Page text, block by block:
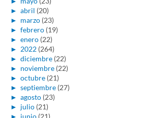
► abril (20)
► marzo (23)
► febrero (19)
► enero (22)
► 2022 (264)
► diciembre (22)
► noviembre (22)
► octubre (21)
► septiembre (27)
► agosto (23)
► julio (21)
► junio (21)